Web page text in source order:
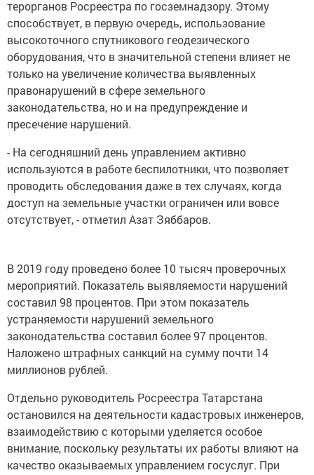
терорганов Росреестра по госземнадзору. Этому
способствует, в первую очередь, использование
высокоточного спутникового геодезического
оборудования, что в значительной степени влияет не
только на увеличение количества выявленных
правонарушений в сфере земельного
законодательства, но и на предупреждение и
пресечение нарушений.
- На сегодняшний день управлением активно
используются в работе беспилотники, что позволяет
проводить обследования даже в тех случаях, когда
доступ на земельные участки ограничен или вовсе
отсутствует, - отметил Азат Зяббаров.
В 2019 году проведено более 10 тысяч проверочных
мероприятий. Показатель выявляемости нарушений
составил 98 процентов. При этом показатель
устраняемости нарушений земельного
законодательства составил более 97 процентов.
Наложено штрафных санкций на сумму почти 14
миллионов рублей.
Отдельно руководитель Росреестра Татарстана
остановился на деятельности кадастровых инженеров,
взаимодействию с которыми уделяется особое
внимание, поскольку результаты их работы влияют на
качество оказываемых управлением госуслуг. При